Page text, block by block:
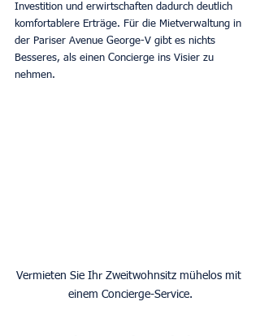
Investition und erwirtschaften dadurch deutlich
komfortablere Erträge. Für die Mietverwaltung in
der Pariser Avenue George-V gibt es nichts
Besseres, als einen Concierge ins Visier zu
nehmen.
Vermieten Sie Ihr Zweitwohnsitz mühelos mit